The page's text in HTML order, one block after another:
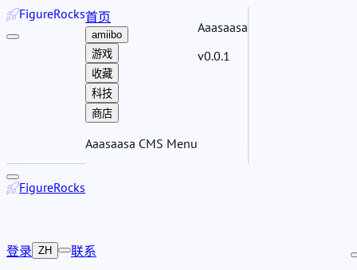
FigureRocks首页
amiibo
游戏
收藏
科技
商店
Aaasaasa CMS Menu
Aaasaasa
v0.0.1
FigureRocks
登录 ZH 联系